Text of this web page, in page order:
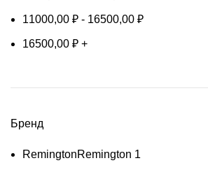
11000,00 ₽ - 16500,00 ₽
16500,00 ₽ +
Бренд
RemingtonRemington 1